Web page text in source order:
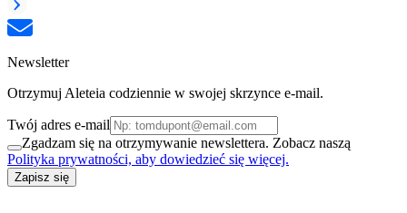
Newsletter
Otrzymuj Aleteia codziennie w swojej skrzynce e-mail.
Twój adres e-mail
Zgadzam się na otrzymywanie newslettera. Zobacz naszą
Polityka prywatności, aby dowiedzieć się więcej.
Zapisz się